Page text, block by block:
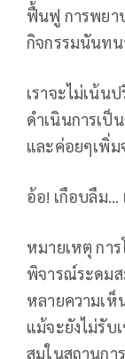
ฟื้นฟู การพยา
กิจกรรมนันทน
เราจะไม่เน้น
ดำเนินการเ
และค่อยๆเพิ่ม
อ้อ! เกือบลืม
หมายเหตุ กา
พิจารณ์ระดม
หลายความเ
แม้จะยังไม่รับ
สมในสถานก